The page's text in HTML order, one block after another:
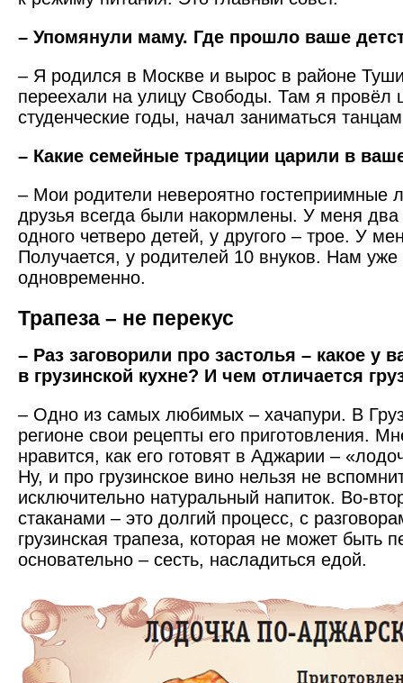
– Упомянули маму. Где прошло ваше
– Я родился в Москве и выро­с в районе
переехали на улицу Свобод­ы. Там я провёл
студенческие годы, начал заниматься
– Какие семейные традиции царили в
– Мои родители невероятно гостеприимные
друзья всегда были накормлены. У меня два
одного четверо детей, у другого – трое. У
Получается, у родителей 10 внуков. Нам уже
одновременно.
Трапеза – не перекус
– Раз заговорили про застолья – какое у
в грузинской кухне? И чем отличается
– Одно из самых любимых – хачапури. В
регионе свои рецепты его приготовления.
нравится, как его готовят в Аджарии –
Ну, и про грузинское вино нельзя не
исключительно натуральный напиток. Во-
стаканами – это долгий процесс, с
грузинская трапеза, которая не может быть
основательно – сесть, насладиться едой.